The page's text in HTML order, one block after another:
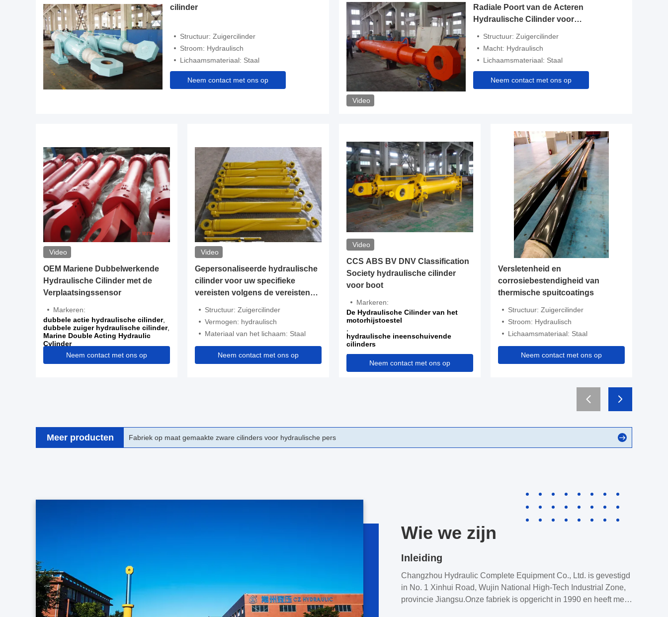
cilinder
Structuur: Zuigercilinder
Stroom: Hydraulisch
Lichaamsmateriaal: Staal
Neem contact met ons op
Video
Radiale Poort van de Acteren
Hydraulische Cilinder voor
Structuur: Zuigercilinder
Macht: Hydraulisch
Lichaamsmateriaal: Staal
Neem contact met ons op
Video
OEM Mariene Dubbelwerkende
Hydraulische Cilinder met de
Verplaatsingssensor
Markeren:
dubbele actie hydraulische cilinder,
dubbele zuiger hydraulische cilinder,
Marine Double Acting Hydraulic
Cylinder
Neem contact met ons op
Video
Gepersonaliseerde hydraulische
cilinder voor uw specifieke
vereisten volgens de vereisten
Structuur: Zuigercilinder
Vermogen: hydraulisch
Materiaal van het lichaam: Staal
Neem contact met ons op
Video
CCS ABS BV DNV Classification
Society hydraulische cilinder
voor boot
Markeren:
De Hydraulische Cilinder van het
motorhijstoestel
hydraulische ineenschuivende
cilinders
Industriële Hydraulische Cilinders
1200mm Diameter
Neem contact met ons op
Versletenheid en
corrosiebestendigheid van
thermische spuitcoatings
Structuur: Zuigercilinder
Stroom: Hydraulisch
Lichaamsmateriaal: Staal
Neem contact met ons op
Meer producten Grote droeg de hoge druk Radiale Poort Hydraulische Cilinders Dubbelwerkende QHLY
Wie we zijn
Inleiding
Changzhou Hydraulic Complete Equipment Co., Ltd. is gevestigd
in No. 1 Xinhui Road, Wujin National High-Tech Industrial Zone,
provincie Jiangsu.Onze fabriek is opgericht in 1990 en heeft meer